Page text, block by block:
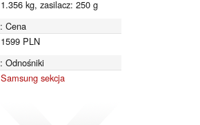
1.356 kg, zasilacz: 250 g
Cena
1599 PLN
Odnośniki
Samsung sekcja